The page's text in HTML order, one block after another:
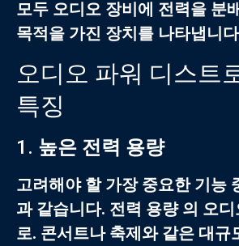
모두 오디오 장비에 전력을 분
목적을 가진 장치를 나타냅니
오디오 파워 디스트
특징
1. 높은 전력 용량
고려해야 할 가장 중요한 기능
과 같습니다. 전력 용량의 오
로. 콘서트나 축제와 같은 대규